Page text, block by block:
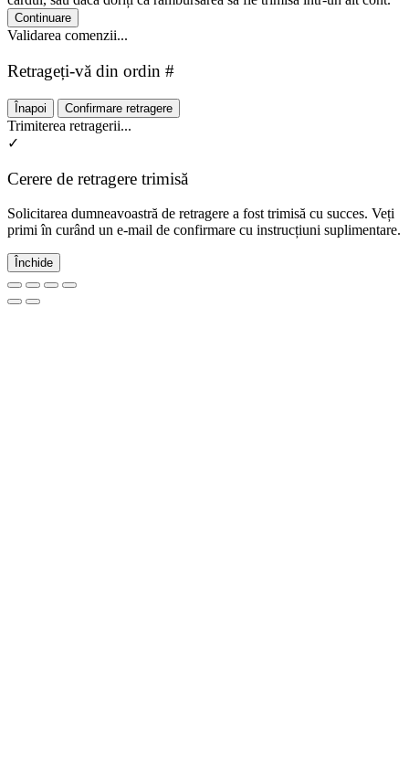
Continuare
Validarea comenzii...
Retrageți-vă din ordin #
Înapoi Confirmare retragere
Trimiterea retragerii...
✓
Cerere de retragere trimisă
Solicitarea dumneavoastră de retragere a fost trimisă cu succes. Veți
primi în curând un e-mail de confirmare cu instrucțiuni suplimentare.
Închide